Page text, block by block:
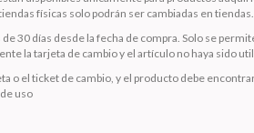
físicas solo podrán ser cambiadas en tiendas.
30 días desde la fecha de compra. Solo se
la tarjeta de cambio y el artículo no haya sido
o el ticket de cambio, y el producto debe
uso